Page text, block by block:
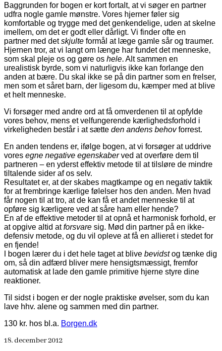
Baggrunden for bogen er kort fortalt, at vi søger en partner
udfra nogle gamle mønstre. Vores hjerner føler sig
komfortable og trygge med det genkendelige, uden at skelne
imellem, om det er godt eller dårligt. Vi finder ofte en
partner med detskjulte formål at læge gamle sår og traumer.
Hjernen tror, at vi langt om længe har fundet det menneske,
som skal pleje os og gøre os hele. Alt sammen en
urealistisk byrde, som vi naturligvis ikke kan forlange den
anden at bære. Du skal ikke se på din partner som en frelser,
men som et såret barn, der ligesom du, kæmper med at blive
et helt menneske.
Vi forsøger med andre ord at få omverdenen til at opfylde
vores behov, mens et velfungerende kærlighedsforhold i
virkeligheden består i at sætte den andens behovforrest.
En anden tendens er, ifølge bogen, at vi forsøger at uddrive
vores egne negative egenskaberved at overføre dem til
partneren – en yderst effektiv metode til at tilsløre de mindre
tiltalende sider af os selv.
Resultatet er, at der skabes magtkampe og en negativ taktik
for at frembringe kærlige følelser hos den anden. Men hvad
får nogen til at tro, at de kan få et andet menneske til at
opføre sig kærligere ved at såre ham eller hende?
En af de effektive metoder til at opnå et harmonisk forhold, er
at opgive altid atforsvare sig. Mød din partner på en ikke-
defensiv metode, og du vil opleve at få en allieret i stedet for
en fjende!
I bogen lærer du i det hele taget at blive bevidstog tænke dig
om, så din adfærd bliver mere hensigtsmæssigt, fremfor
automatisk at lade den gamle primitive hjerne styre dine
reaktioner.
Til sidst i bogen er der nogle praktiske øvelser, som du kan
lave hhv. alene og sammen med din partner.
130 kr. hos bl.a. Borgen.dk
18. december 2012